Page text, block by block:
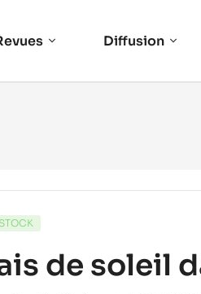
Diffusion
de soleil